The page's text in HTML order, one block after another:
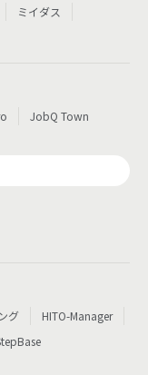
ミイダス
JobQ Town
グ
HITO-Manager